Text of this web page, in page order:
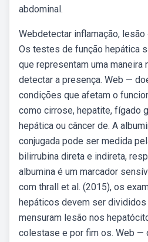
abdominal.
Webdetectar inflamação,
Os testes de função hepática
que representam uma maneira
detectar a presença. Web —
condições que afetam o
como cirrose, hepatite, fígado
hepática ou câncer de. A
conjugada pode ser medida
bilirrubina direta e indireta,
albumina é um marcador
com thrall et al. (2015), os
hepáticos devem ser
mensuram lesão nos
colestase e por fim os. Web —